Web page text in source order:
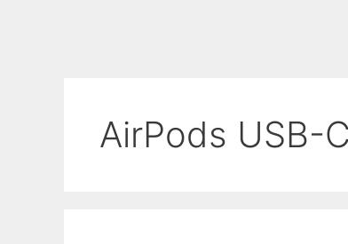
AirPods USB-